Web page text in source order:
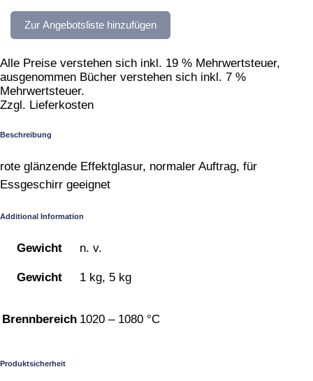
quantity
Zur Angebotsliste hinzufügen
Alle Preise verstehen sich inkl. 19 % Mehrwertsteuer,
ausgenommen Bücher verstehen sich inkl. 7 %
Mehrwertsteuer.
Zzgl. Lieferkosten
Beschreibung
rote glänzende Effektglasur, normaler Auftrag, für
Essgeschirr geeignet
Additional Information
Gewicht n. v.
Gewicht 1 kg, 5 kg
Brennbereich 1020 – 1080 °C
Produktsicherheit